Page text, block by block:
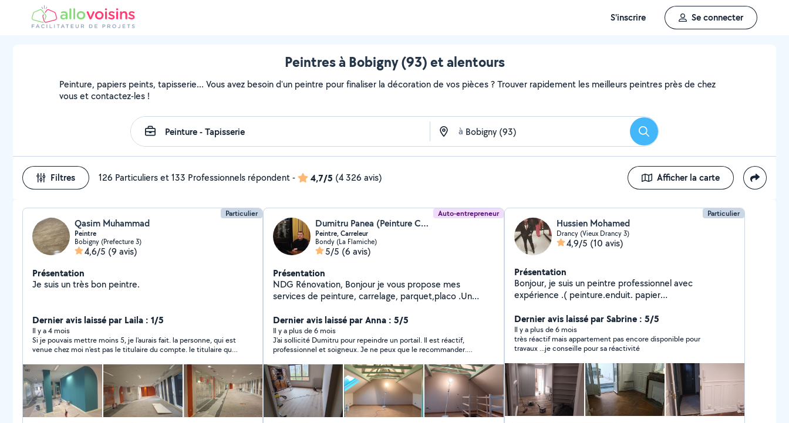
S'inscrire Se connecter
Peintres à Bobigny (93) et alentours
Peinture, papiers peints, tapisserie... Vous avez besoin d'un peintre pour finaliser la décoration de vos pièces ? Trouver rapidement les meilleurs peintres près de chez
vous et contactez-les !
à Rechercher
Filtres 126 Particuliers et 133 Professionnels répondent- 4,7/5 (4 326 avis) Afficher la carte
Particulier
Qasim Muhammad
Peintre
Bobigny (Prefecture 3)
4,6/5 (9 avis)
Présentation
Je suis un très bon peintre.
Dernier avis laissé par Laila : 1/5
Il y a 4 mois
Si je pouvais mettre moins 5, je l'aurais fait. la personne, qui est
venue chez moi n'est pas le titulaire du compte. le titulaire qui
autre personnes qui a fait un travail médiocre et gâché tout le
matériel que j'ai acheté. J'ai fait appel à une autre pour
reprendre le travail depuis le début.
Auto-entrepreneur
Dumitru Panea (Peinture Carrelage)
Peintre, Carreleur
Bondy (La Flamiche)
5/5 (6 avis)
Présentation
NDG Rénovation, Bonjour je vous propose mes
services de peinture, carrelage, parquet,placo .Un
professionnel. Merci
Dernier avis laissé par Anna : 5/5
Il y a plus de 6 mois
J'ai sollicité Dumitru pour repeindre un portail. Il est réactif,
professionnel et soigneux. Je ne peux que le recommander.
rénovations à venir.
Particulier
Hussien Mohamed
Drancy (Vieux Drancy 3)
4,9/5 (10 avis)
Présentation
Bonjour, je suis un peintre professionnel avec
expérience .( peinture.enduit. papier
projets travaux.
Dernier avis laissé par Sabrine : 5/5
Il y a plus de 6 mois
très réactif mais appartement pas encore disponible pour
travaux ...je conseille pour sa réactivité